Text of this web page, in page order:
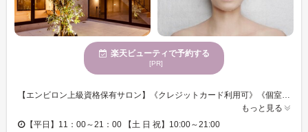
楽天ビューティで予約する
[PR]
【エンビロン上級資格保有サロン】《クレジットカード利用可》《個室あり》 ◆エンビロンフェイシャル シミ、シワ、目の下のたるみ、顔のたるみ、くすみ、老け顔、なんでもご相談ください◎ 通う度に綺麗に、美肌にそして輝くようなお肌にします！ お客様の”キレイ”をしっかりサポート◎感動するエステをお届けします☆彡 “高品質×高技術”洗練された技術を体験したい方は是非【ピュアグレース】にお越し下さい♪
もっと見る
【平日】11：00～21：00 【土 日 祝】10:00～21:00